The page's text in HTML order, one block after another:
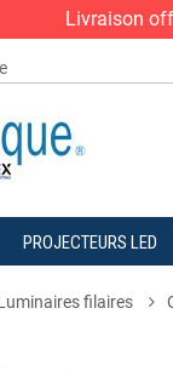
Livraison
PROJECTEURS LED
filaires